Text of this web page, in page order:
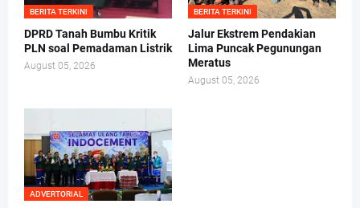
BERITA TERKINI
DPRD Tanah Bumbu Kritik
PLN soal Pemadaman Listrik
August 05, 2026
BERITA TERKINI
Jalur Ekstrem Pendakian
Lima Puncak Pegunungan
Meratus
August 05, 2026
ADVERTORIAL